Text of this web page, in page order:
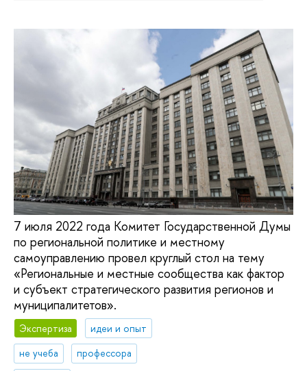
7 июля 2022 года Комитет Государственной Думы
по региональной политике и местному
самоуправлению провел круглый стол на тему
«Региональные и местные сообщества как фактор
и субъект стратегического развития регионов и
муниципалитетов».
Экспертиза
идеи и опыт
не учеба
профессора